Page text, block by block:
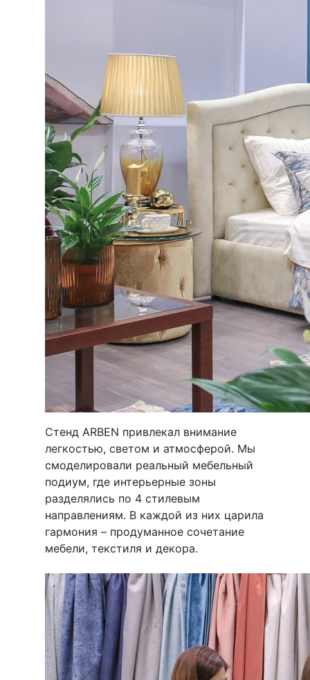
Стенд ARBEN привлекал внимание
легкостью, светом и атмосферой. Мы
смоделировали реальный мебельный
подиум, где интерьерные зоны
разделялись по 4 стилевым
направлениям. В каждой из них царила
гармония – продуманное сочетание
мебели, текстиля и декора.